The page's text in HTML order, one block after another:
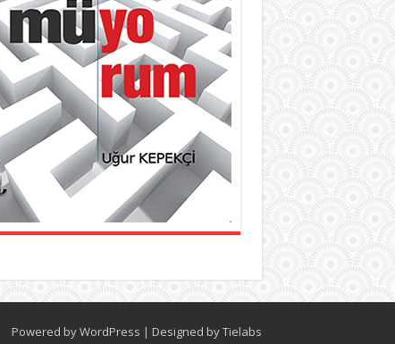
Powered byWordPress | Designed byTielabs